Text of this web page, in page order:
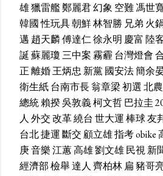
雄獵雷艦鄭麗君幻象 空難馮世
韓國性玩具朝鮮林智勝 兄弟 火
邁 趙天麟傅達仁徐永明 慶富 陸
誕蘇麗瓊三中案霧霾 台灣燈會
正離婚王炳忠 新黨國安法簡余
衛生紙台南市長翁章梁初選北農
總統賴揆吳敦義柯文哲巴拉圭
人 外交改革繞台 世大運棒球友
台北捷運斷交 顧立雄指考obike
庚音樂江蕙高雄劉文雄民視新
經濟部檢舉達人 齊柏林 扁豬哥